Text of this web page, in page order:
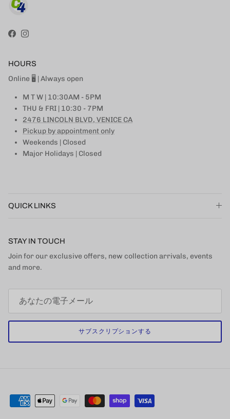
Facebook
Instagram
HOURS
Online 🖥 | Always open
M T W | 10:30AM - 5PM
THU & FRI | 10:30 - 7PM
2476 LINCOLN BLVD, VENICE CA
Pickup by appointment only
Weekends | Closed
Major Holidays | Closed
QUICK LINKS
STAY IN TOUCH
Join for our exclusive offers, new collection arrivals, events
and more.
サブスクリプションする